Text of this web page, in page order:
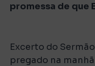
promessa de que
Excerto do Sermão
pregado na